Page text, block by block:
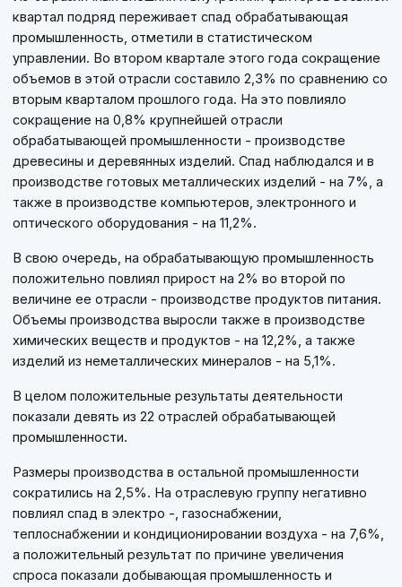
квартал подряд переживает спад обрабатывающая
промышленность, отметили в статистическом
управлении. Во втором квартале этого года сокращение
объемов в этой отрасли составило 2,3% по сравнению со
вторым кварталом прошлого года. На это повлияло
сокращение на 0,8% крупнейшей отрасли
обрабатывающей промышленности - производстве
древесины и деревянных изделий. Спад наблюдался и в
производстве готовых металлических изделий - на 7%, а
также в производстве компьютеров, электронного и
оптического оборудования - на 11,2%.
В свою очередь, на обрабатывающую промышленность
положительно повлиял прирост на 2% во второй по
величине ее отрасли - производстве продуктов питания.
Объемы производства выросли также в производстве
химических веществ и продуктов - на 12,2%, а также
изделий из неметаллических минералов - на 5,1%.
В целом положительные результаты деятельности
показали девять из 22 отраслей обрабатывающей
промышленности.
Размеры производства в остальной промышленности
сократились на 2,5%. На отраслевую группу негативно
повлиял спад в электро -, газоснабжении,
теплоснабжении и кондиционировании воздуха - на 7,6%,
а положительный результат по причине увеличения
спроса показали добывающая промышленность и